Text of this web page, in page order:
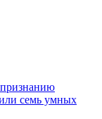
семь умных